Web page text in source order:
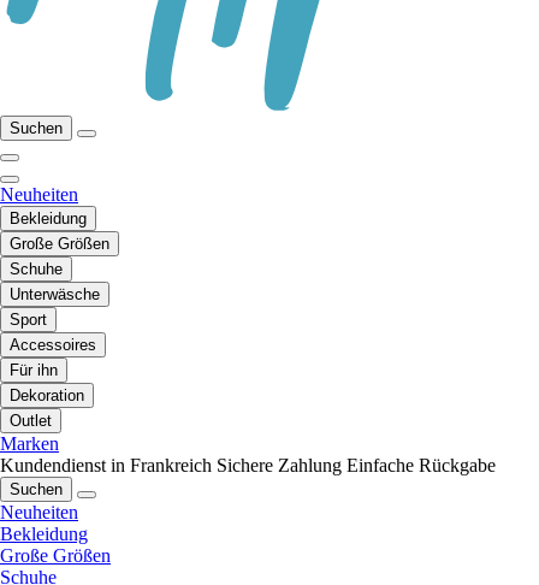
Suchen
Neuheiten
Bekleidung
Große Größen
Schuhe
Unterwäsche
Sport
Accessoires
Für ihn
Dekoration
Outlet
Marken
Kundendienst in Frankreich Sichere Zahlung Einfache Rückgabe
Suchen
Neuheiten
Bekleidung
Große Größen
Schuhe